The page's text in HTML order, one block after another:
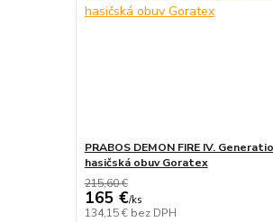
PRABOS DEMON FIRE IV.
hasičská obuv Goratex
215,60 €
165 €/ks
134,15 € bez DPH